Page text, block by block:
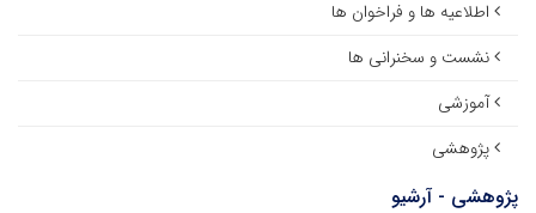
اطلاعیه ها و فراخوان ها
نشست و سخنرانی ها
آموزشی
پژوهشی
پژوهشی - آرشیو